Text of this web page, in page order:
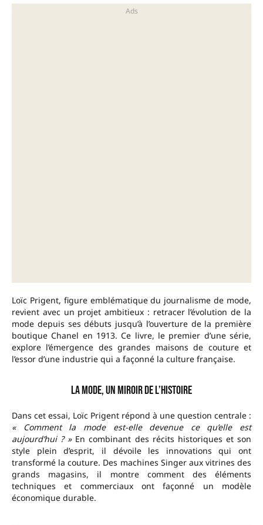
Loïc Prigent, figure emblématique du journalisme de mode,
revient avec un projet ambitieux : retracer l’évolution de la
mode depuis ses débuts jusqu’à l’ouverture de la première
boutique Chanel en 1913. Ce livre, le premier d’une série,
explore l’émergence des grandes maisons de couture et
l’essor d’une industrie qui a façonné la culture française.
La mode, un miroir de l’histoire
Dans cet essai, Loïc Prigent répond à une question centrale :
« Comment la mode est-elle devenue ce qu’elle est
aujourd’hui ? »En combinant des récits historiques et son
style plein d’esprit, il dévoile les innovations qui ont
transformé la couture. Des machines Singer aux vitrines des
grands magasins, il montre comment des éléments
techniques et commerciaux ont façonné un modèle
économique durable.